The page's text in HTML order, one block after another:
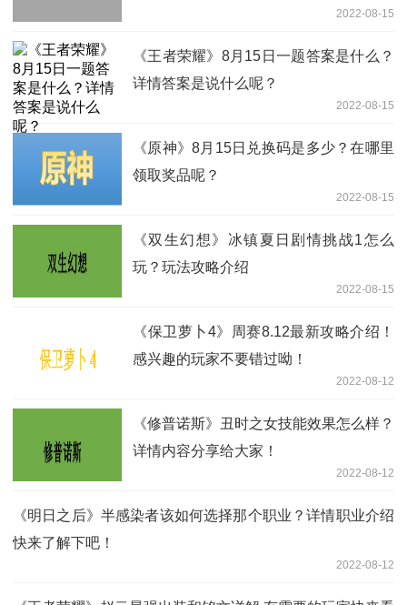
2022-08-15
《王者荣耀》8月15日一题答案是什么？
详情答案是说什么呢？
2022-08-15
《原神》8月15日兑换码是多少？在哪里
领取奖品呢？
2022-08-15
《双生幻想》冰镇夏日剧情挑战1怎么
玩？玩法攻略介绍
2022-08-15
《保卫萝卜4》周赛8.12最新攻略介绍！
感兴趣的玩家不要错过呦！
2022-08-12
《修普诺斯》丑时之女技能效果怎么样？
详情内容分享给大家！
2022-08-12
《明日之后》半感染者该如何选择那个职业？详情职业介绍
快来了解下吧！
2022-08-12